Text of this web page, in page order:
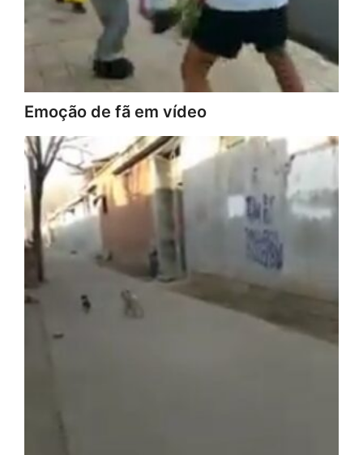
Emoção de fã em vídeo